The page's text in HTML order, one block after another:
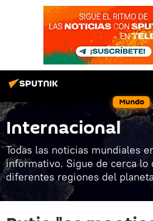
Mundo
Internacional
Todas las noticias mundiales
informativo. Sigue de cerca lo
diferentes regiones del